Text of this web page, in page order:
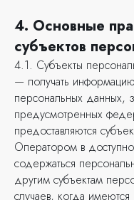
4. Основные
субъектов
4.1. Субъекты
— получать
персональных данных,
предусмотренных
предоставляются
Оператором в
содержаться
другим субъектам
случаев, когда